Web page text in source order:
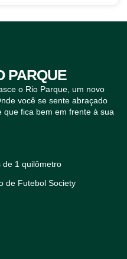
PARQUE
o Rio Parque, um novo
você se sente abraçado
que fica bem em frente à sua
de 1 quilômetro
de Futebol Society